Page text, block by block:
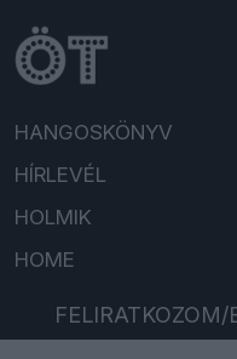
HANGOSKÖNYV
HÍRLEVÉL
HOLMIK
HOME